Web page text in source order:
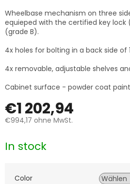
€1 202,94
€994,17 ohne MwSt.
In stock
Color
Wheelbase mechanism on three
equieped with the certified key lock
(grade B).
4x holes for bolting in a back side of
4x removable, adjustable shelves
Cabinet surface - powder coat